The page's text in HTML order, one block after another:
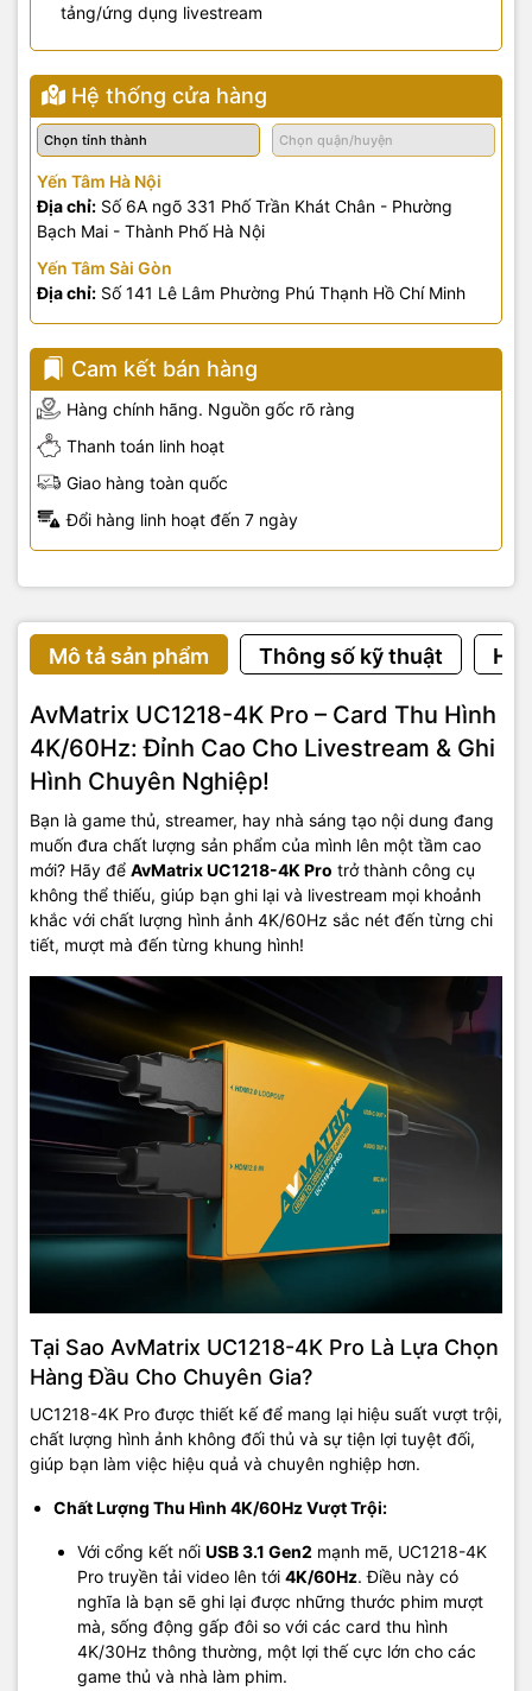
tảng/ứng dụng livestream
Hệ thống cửa hàng
Yến Tâm Hà Nội
Địa chỉ: Số 6A ngõ 331 Phố Trần Khát Chân - Phường
Bạch Mai - Thành Phố Hà Nội
Yến Tâm Sài Gòn
Địa chỉ: Số 141 Lê Lâm Phường Phú Thạnh Hồ Chí Minh
Cam kết bán hàng
Hàng chính hãng. Nguồn gốc rõ ràng
Thanh toán linh hoạt
Giao hàng toàn quốc
Đổi hàng linh hoạt đến 7 ngày
Mô tả sản phẩm Thông số kỹ thuật
AvMatrix UC1218-4K Pro – Card Thu Hình
4K/60Hz: Đỉnh Cao Cho Livestream & Ghi
Hình Chuyên Nghiệp!
Bạn là game thủ, streamer, hay nhà sáng tạo nội dung đang
muốn đưa chất lượng sản phẩm của mình lên một tầm cao
mới? Hãy để AvMatrix UC1218-4K Pro trở thành công cụ
không thể thiếu, giúp bạn ghi lại và livestream mọi khoảnh
khắc với chất lượng hình ảnh 4K/60Hz sắc nét đến từng chi
tiết, mượt mà đến từng khung hình!
Tại Sao AvMatrix UC1218-4K Pro Là Lựa Chọn
Hàng Đầu Cho Chuyên Gia?
UC1218-4K Pro được thiết kế để mang lại hiệu suất vượt trội,
chất lượng hình ảnh không đối thủ và sự tiện lợi tuyệt đối,
giúp bạn làm việc hiệu quả và chuyên nghiệp hơn.
Chất Lượng Thu Hình 4K/60Hz Vượt Trội:
Với cổng kết nối USB 3.1 Gen2 mạnh mẽ, UC1218-4K
Pro truyền tải video lên tới 4K/60Hz. Điều này có
nghĩa là bạn sẽ ghi lại được những thước phim mượt
mà, sống động gấp đôi so với các card thu hình
4K/30Hz thông thường, một lợi thế cực lớn cho các
game thủ và nhà làm phim.